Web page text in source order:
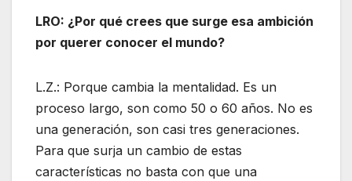
LRO: ¿Por qué crees que surge esa ambición
por querer conocer el mundo?
L.Z.: Porque cambia la mentalidad. Es un
proceso largo, son como 50 o 60 años. No es
una generación, son casi tres generaciones.
Para que surja un cambio de estas
características no basta con que una